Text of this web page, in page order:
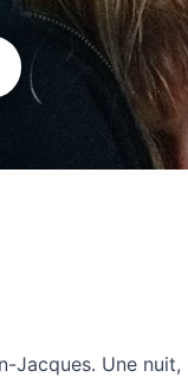
Jacques. Une nuit,